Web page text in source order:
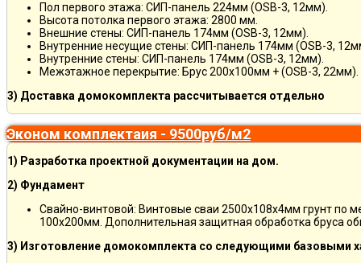
Пол первого этажа: СИП-панель 224мм (OSB-3, 12мм).
Высота потолка первого этажа: 2800 мм.
Внешние стены: СИП-панель 174мм (OSB-3, 12мм).
Внутренние несущие стены: СИП-панель 174мм (OSB-3,
Внутренние стены: СИП-панель 174мм (OSB-3, 12мм).
Межэтажное перекрытие: Брус 200х100мм + (OSB-3, 22мм).
3) Доставка домокомплекта рассчитывается отдельно
Эконом комплектаия - 9500руб/м2
1) Разработка проектной документации на дом.
2) Фундамент
Свайно-винтовой: Винтовые сваи 2500х108х4мм грунт по
100х200мм. Дополнительная защитная обработка бруса
3) Изготовление домокомплекта со следующими базовыми